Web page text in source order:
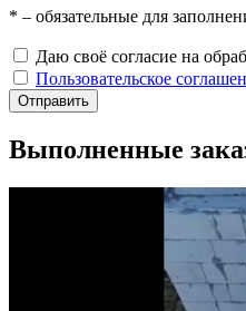
* – обязательные для
Даю своё согласие на
Пользовательское
Отправить
Выполненные